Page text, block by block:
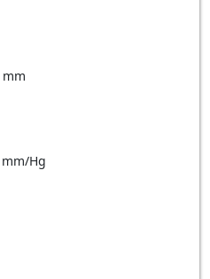
mm
mm/Hg